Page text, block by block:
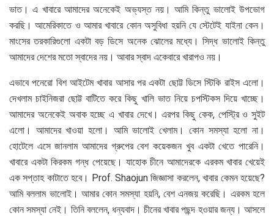
ভাত। এ খাবারে আমাদের অনেকেই অভ্যস্ত নয়। আমি কিন্তু ভালোই উপভোগ
করছি। আমেরিকাতে ও আমার খাবারে কোন অসুবিধা হয়নি যে স্টেটেই যাইনা কেন।
মাংসের তরকারিগুলো একটা বড় ডিসে অনেক ঝোলের মধ্যে। সিদ্ধ ভালোই কিন্তু
আমাদের দেশের মতো স্বাদের নয়। আবার স্বাদ একেবারে খারাপও নয়।
এভাবে পনেরো বিশ আইটেম খাবার আসার পর একটা ছোট্ট ডিসে স্টিকি রাইস এলো।
দেখলাম চাইনিজরা ছোট্ট বাটিতে করে কিছু খালি ভাত নিয়ে চপস্টিকস দিয়ে খাচ্ছে।
আমাদের অনেকেই অবাক হচ্ছে এ খাবার দেখে। এরপর কিছু কেক, পেস্ট্রি ও সুইট
এলো। আমাদের খাওয়া হলো। আমি ভালোই খেলাম। কোন সমস্যা হলো না।
হোটেলে এসে জানলাম আমাদের গ্রুপের বেশ কয়েকজন খুব একটা খেতে পারেনি।
খাবারে একটা কিরকম গন্ধ পেয়েছে। যাহোক চীনে আমাদেরকে এরকম খাবার খেয়েই
এক সপ্তাহ কাটাতে হবে। Prof. Shaojun জিজ্ঞাসা করলেন, খাবার কেমন হয়েছে?
আমি বললাম ভালোই। আমার কোন সমস্যা হয়নি, বেশ এনজয় করেছি। এরকম হলে
কোন সমস্যা নেই। তিনি বললেন, ধন্যবাদ। চীনের খাবার পছন্দ হওয়ার জন্য। আসলে